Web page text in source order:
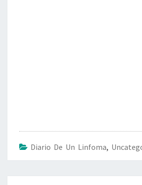
Diario De Un Linfoma,